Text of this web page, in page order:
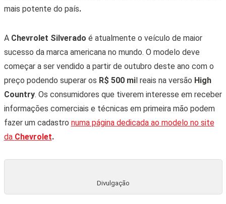
mais potente do país.
A Chevrolet Silverado é atualmente o veículo de maior
sucesso da marca americana no mundo. O modelo deve
começar a ser vendido a partir de outubro deste ano com o
preço podendo superar os R$ 500 mil reais na versão High
Country. Os consumidores que tiverem interesse em receber
informações comerciais e técnicas em primeira mão podem
fazer um cadastro numa página dedicada ao modelo no site
da Chevrolet.
Divulgação